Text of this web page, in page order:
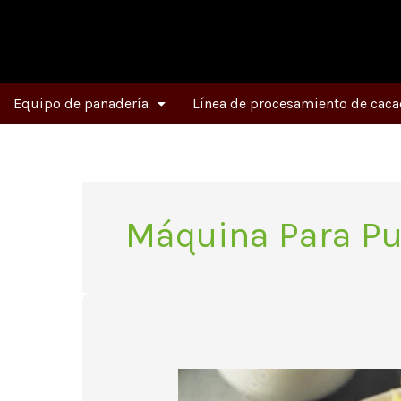
Equipo de panadería Línea de procesamiento de
Máquina Para
Descubre